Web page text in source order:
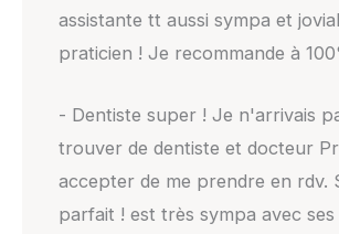
assistante tt aussi sympa et
praticien ! Je recommande à
- Dentiste super ! Je n'arrivais
trouver de dentiste et docteur
accepter de me prendre en rdv.
parfait ! est très sympa avec